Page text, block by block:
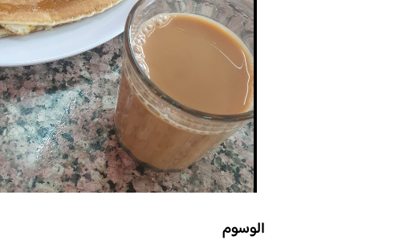
الوسوم